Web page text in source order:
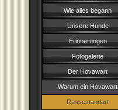
Wie alles begann
Unsere Hunde
Erinnerungen
Fotogalerie
Der Hovawart
Warum ein Hovawart
Rassestandart